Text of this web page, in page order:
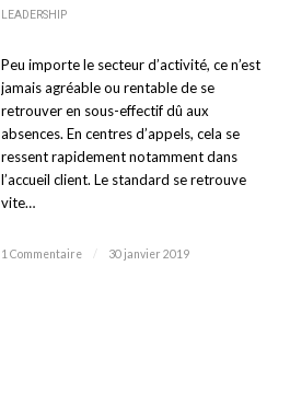
LEADERSHIP
Peu importe le secteur d’activité, ce n’est
jamais agréable ou rentable de se
retrouver en sous-effectif dû aux
absences. En centres d’appels, cela se
ressent rapidement notamment dans
l’accueil client. Le standard se retrouve
vite…
1 Commentaire / 30 janvier 2019